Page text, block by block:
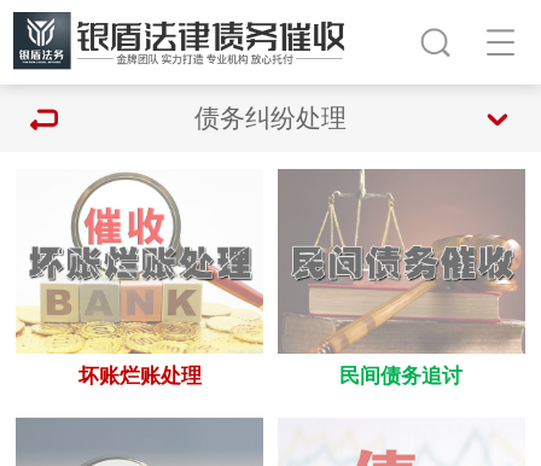
债务纠纷处理
坏账烂账处理 民间债务追讨